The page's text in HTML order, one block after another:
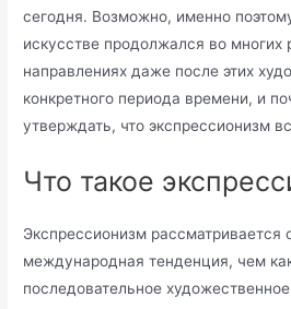
сегодня. Возможно, именно
искусстве продолжался во многих
направлениях даже после этих
конкретного периода времени, и
утверждать, что экспрессионизм
Что такое
Экспрессионизм рассматривается
международная тенденция, чем
последовательное